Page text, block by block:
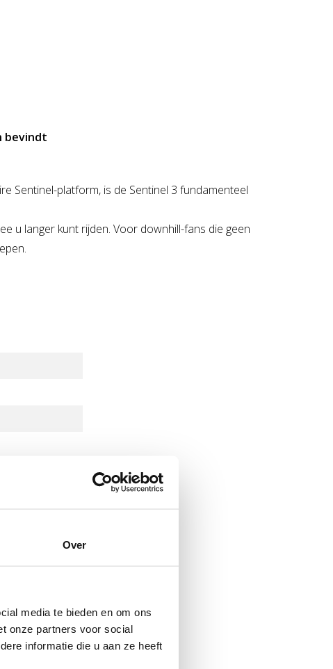
Over
media te bieden en om ons
onze partners voor social
informatie die u aan ze heeft
bevindt
Sentinel-platform, is de Sentinel 3 fundamenteel
u langer kunt rijden. Voor downhill-fans die geen
20 mm